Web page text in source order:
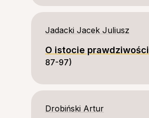
Jadacki Jacek Juliusz
O istocie prawdziwości
87-97)
Drobiński Artur